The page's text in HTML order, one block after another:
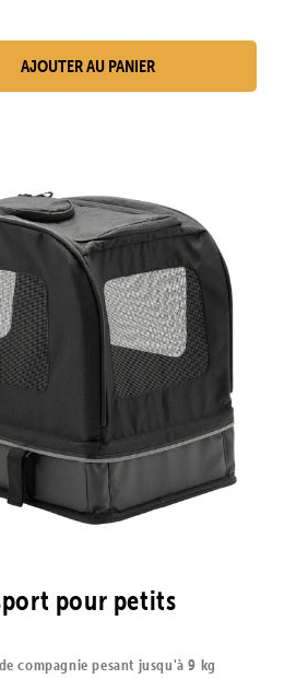
AJOUTER AU PANIER
pour petits
compagnie pesant jusqu'à 9 kg